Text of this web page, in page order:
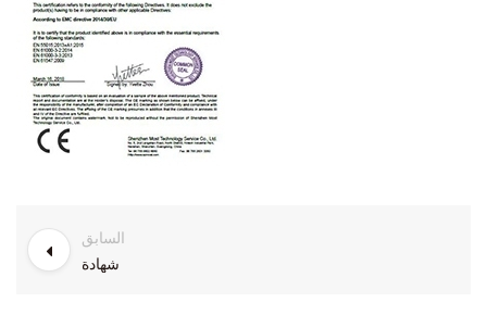
السابق
شهادة